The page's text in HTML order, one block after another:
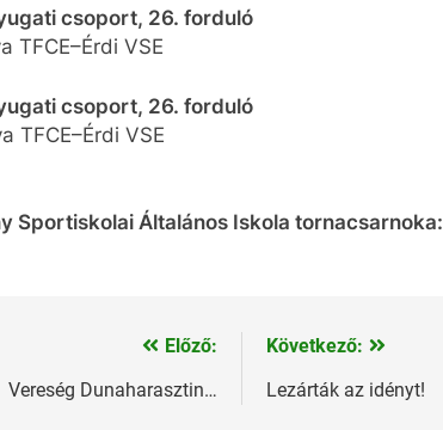
csoport, 26. forduló
TFCE–Érdi VSE
csoport, 26. forduló
TFCE–Érdi VSE
Sportiskolai Általános Iskola tornacsarnoka:
Előző:
Vereség Dunaharasztin…
Következő:
Lezárták az idényt!